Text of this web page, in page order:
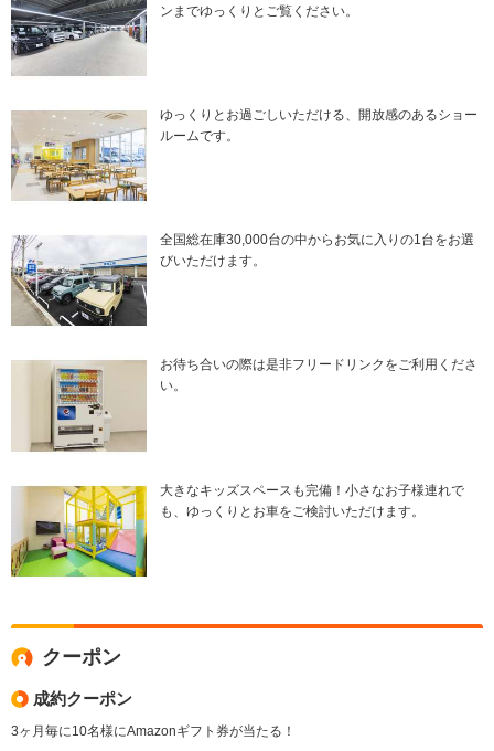
ンまでゆっくりとご覧ください。
ゆっくりとお過ごしいただける、開放感のあるショー
ルームです。
全国総在庫30,000台の中からお気に入りの1台をお選
びいただけます。
お待ち合いの際は是非フリードリンクをご利用くださ
い。
大きなキッズスペースも完備！小さなお子様連れで
も、ゆっくりとお車をご検討いただけます。
クーポン
成約クーポン
3ヶ月毎に10名様にAmazonギフト券が当たる！